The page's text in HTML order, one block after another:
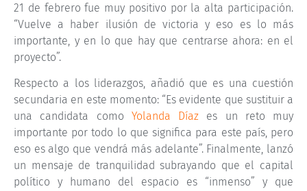
21 de febrero fue muy positivo por la alta participación.
“Vuelve a haber ilusión de victoria y eso es lo más
importante, y en lo que hay que centrarse ahora: en el
proyecto”.
Respecto a los liderazgos, añadió que es una cuestión
secundaria en este momento: “Es evidente que sustituir a
una candidata como Yolanda Díaz es un reto muy
importante por todo lo que significa para este país, pero
eso es algo que vendrá más adelante”. Finalmente, lanzó
un mensaje de tranquilidad subrayando que el capital
político y humano del espacio es “inmenso” y que